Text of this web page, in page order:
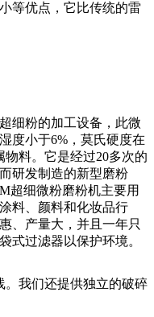
等优点，它比传统的雷
细粉的加工设备，此微
度小于6%，莫氏硬度在
料。它是经过20多次的
研发制造的新型磨粉
超细微粉磨粉机主要用
料、颜料和化妆品行
、产量大，并且一年只
式过滤器以保护环境。
。我们还提供独立的破碎